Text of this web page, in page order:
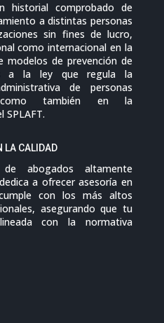
historial comprobado de
a distintas personas
sin fines de lucro,
como internacional en la
modelos de prevención de
a la ley que regula la
de personas
también en la
SPLAFT.
LA CALIDAD
abogados altamente
a ofrecer asesoría en
con los más altos
asegurando que tu
con la normativa